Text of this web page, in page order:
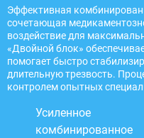
Эффективная
сочетающая
воздействие для
«Двойной блок»
помогает быстро
длительную трезвость.
контролем опытных
Усиленное
комбинированное